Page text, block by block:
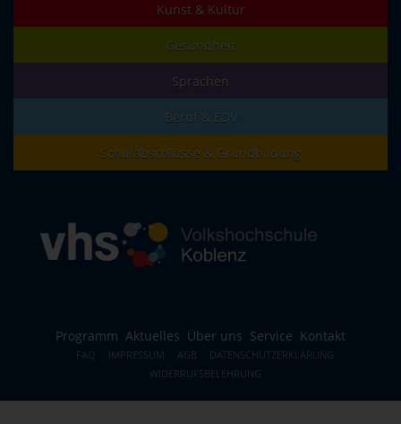
Kunst & Kultur
Gesundheit
Sprachen
Beruf & EDV
Schulabschlüsse & Grundbildung
Programm Aktuelles Über uns Service Kontakt
FAQ IMPRESSUM AGB
DATENSCHUTZERKLÄRUNG
WIDERRUFSBELEHRUNG